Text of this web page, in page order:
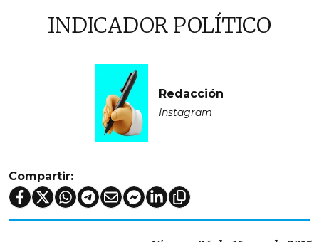
INDICADOR POLÍTICO
Redacción
Instagram
Compartir: